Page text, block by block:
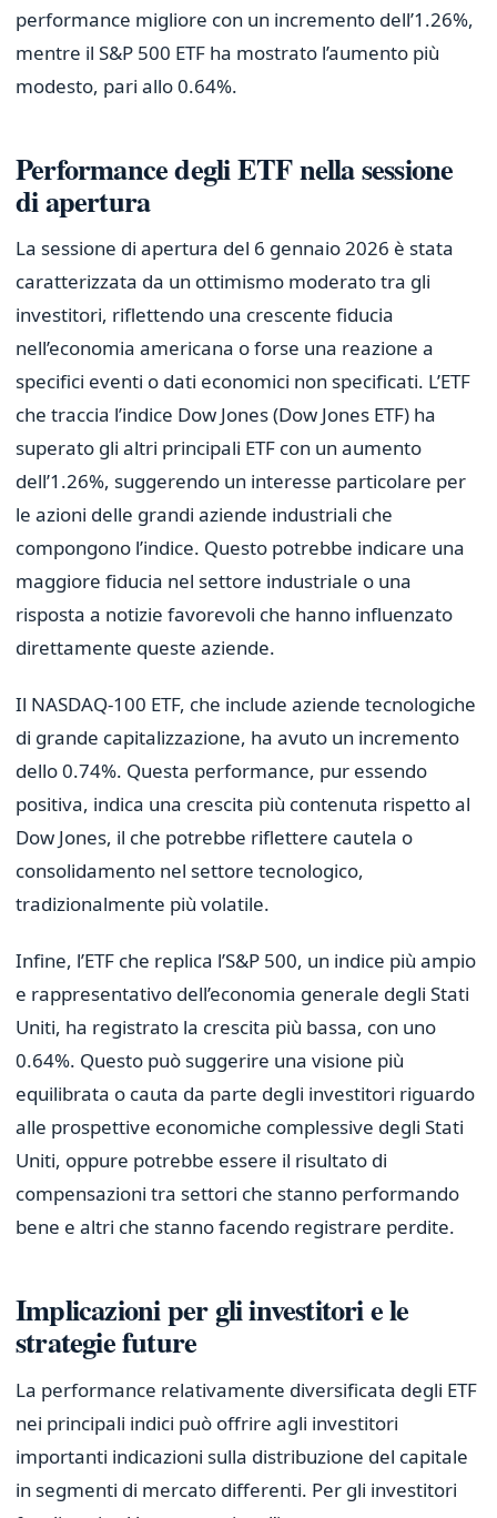
performance migliore con un incremento dell’1.26%,
mentre il S&P 500 ETF ha mostrato l’aumento più
modesto, pari allo 0.64%.
Performance degli ETF nella sessione
di apertura
La sessione di apertura del 6 gennaio 2026 è stata
caratterizzata da un ottimismo moderato tra gli
investitori, riflettendo una crescente fiducia
nell’economia americana o forse una reazione a
specifici eventi o dati economici non specificati. L’ETF
che traccia l’indice Dow Jones (Dow Jones ETF) ha
superato gli altri principali ETF con un aumento
dell’1.26%, suggerendo un interesse particolare per
le azioni delle grandi aziende industriali che
compongono l’indice. Questo potrebbe indicare una
maggiore fiducia nel settore industriale o una
risposta a notizie favorevoli che hanno influenzato
direttamente queste aziende.
Il NASDAQ-100 ETF, che include aziende tecnologiche
di grande capitalizzazione, ha avuto un incremento
dello 0.74%. Questa performance, pur essendo
positiva, indica una crescita più contenuta rispetto al
Dow Jones, il che potrebbe riflettere cautela o
consolidamento nel settore tecnologico,
tradizionalmente più volatile.
Infine, l’ETF che replica l’S&P 500, un indice più ampio
e rappresentativo dell’economia generale degli Stati
Uniti, ha registrato la crescita più bassa, con uno
0.64%. Questo può suggerire una visione più
equilibrata o cauta da parte degli investitori riguardo
alle prospettive economiche complessive degli Stati
Uniti, oppure potrebbe essere il risultato di
compensazioni tra settori che stanno performando
bene e altri che stanno facendo registrare perdite.
Implicazioni per gli investitori e le
strategie future
La performance relativamente diversificata degli ETF
nei principali indici può offrire agli investitori
importanti indicazioni sulla distribuzione del capitale
in segmenti di mercato differenti. Per gli investitori